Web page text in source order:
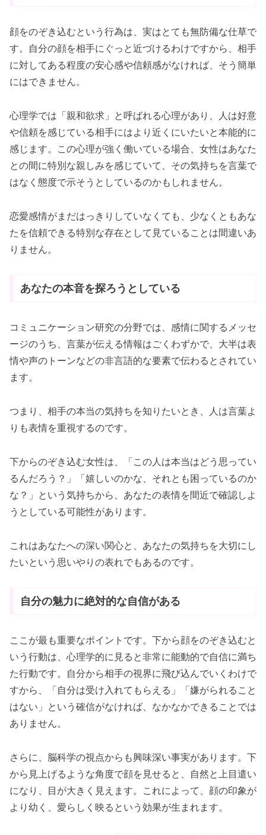
顔をのぞき込むという行為は、実はとても無防備な仕草で
す。自分の顔を相手にぐっと近づけるわけですから、相手
に対してある程度の安心感や信頼感がなければ、そう簡単
にはできません。
心理学では「親和欲求」と呼ばれる心理があり、人は好意
や信頼を感じている相手にはより近くにいたいと本能的に
感じます。この心理が強く働いている場合、女性はあなた
との間に特別な親しみを感じていて、その気持ちを言葉で
はなく態度で示そうとしているのかもしれません。
恋愛感情がまだはっきりしていなくても、少なくともあな
たを信頼できる特別な存在として見ていることは間違いあ
りません。
あなたの本音を探ろうとしている
コミュニケーション研究の分野では、感情に関するメッセ
ージのうち、言葉が伝える情報はごくわずかで、大半は表
情や声のトーンなどの非言語的な要素で伝わるとされてい
ます。
つまり、相手の本当の気持ちを知りたいとき、人は言葉よ
りも表情を重視するのです。
下からのぞき込む女性は、「この人は本当はどう思ってい
るんだろう？」「嬉しいのかな、それとも困っているのか
な？」という気持ちから、あなたの表情を間近で確認しよ
うとしている可能性があります。
これはあなたへの深い関心と、あなたの気持ちを大切にし
たいという思いやりの表れでもあるのです。
自分の魅力に絶対的な自信がある
ここが最も重要なポイントです。下から顔をのぞき込むと
いう行動は、心理学的に見ると非常に能動的で自信に満ち
た行動です。自分から相手の視界に飛び込んでいくわけで
すから、「自分は受け入れてもらえる」「嫌がられること
はない」という確信がなければ、なかなかできることでは
ありません。
さらに、脳科学の視点からも興味深い事実があります。下
から見上げるような角度で顔を見せると、自然と上目遣い
になり、目が大きく見えます。これによって、顔の印象が
より幼く、愛らしく映るという効果が生まれます。